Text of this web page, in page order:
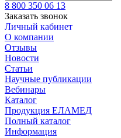
8 800 350 06 13
Заказать звонок
Личный кабинет
О компании
Отзывы
Новости
Статьи
Научные публикации
Вебинары
Каталог
Продукция ЕЛАМЕД
Полный каталог
Информация